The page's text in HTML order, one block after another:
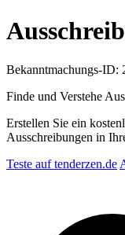
Bekanntmachungs-ID:
Finde und Verstehe
Erstellen Sie ein
Ausschreibungen in
Teste auf tenderzen.de